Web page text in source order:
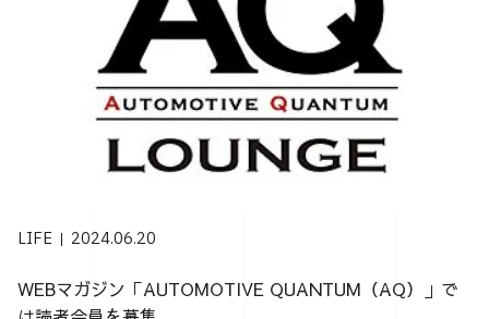
LIFE 2024.06.20
WEBマガジン「AUTOMOTIVE QUANTUM（AQ）」で